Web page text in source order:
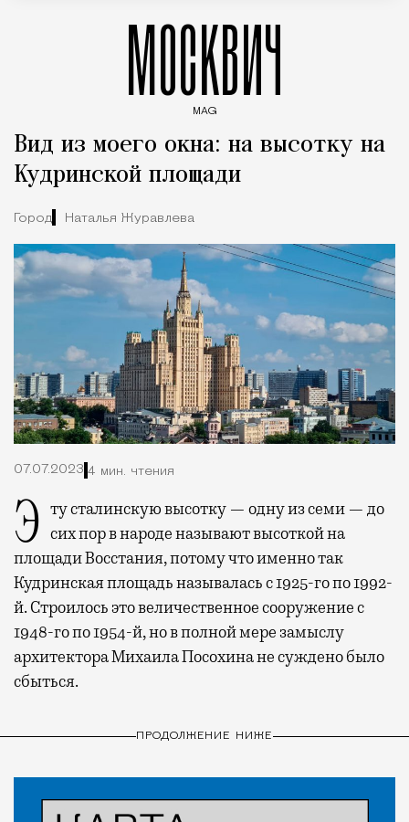
МОСКВИЧ
MAG
Вид из моего окна: на высотку на
Кудринской площади
Город Наталья Журавлева
07.07.2023 4 мин. чтения
Эту сталинскую высотку — одну из семи — до сих пор в народе называют высоткой на
площади Восстания, потому что именно так
Кудринская площадь называлась с 1925-го по 1992-
й. Строилось это величественное сооружение с
1948-го по 1954-й, но в полной мере замыслу
архитектора Михаила Посохина не суждено было
сбыться.
ПРОДОЛЖЕНИЕ НИЖЕ